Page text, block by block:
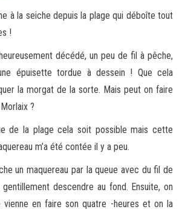
à la seiche depuis la plage qui déboîte tout
!
décédé, un peu de fil à pêche,
épuisette tordue à dessein ! Que cela
la morgat de la sorte. Mais peut on faire
?
de la plage cela soit possible mais cette
m’a été contée il y a peu.
un maquereau par la queue avec du fil de
descendre au fond. Ensuite, on
en faire son quatre -heures et on la